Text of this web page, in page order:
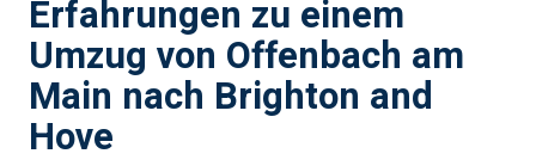
Erfahrungen zu einem
Umzug von Offenbach am
Main nach Brighton and
Hove